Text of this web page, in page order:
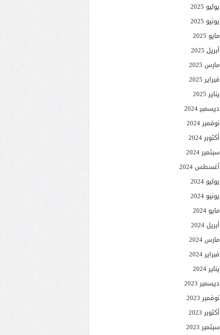
يوليو 2025
يونيو 2025
مايو 2025
أبريل 2025
مارس 2025
فبراير 2025
يناير 2025
ديسمبر 2024
نوفمبر 2024
أكتوبر 2024
سبتمبر 2024
أغسطس 2024
يوليو 2024
يونيو 2024
مايو 2024
أبريل 2024
مارس 2024
فبراير 2024
يناير 2024
ديسمبر 2023
نوفمبر 2023
أكتوبر 2023
سبتمبر 2023